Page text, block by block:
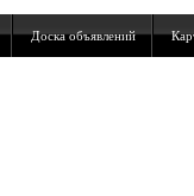
Доска объявлений